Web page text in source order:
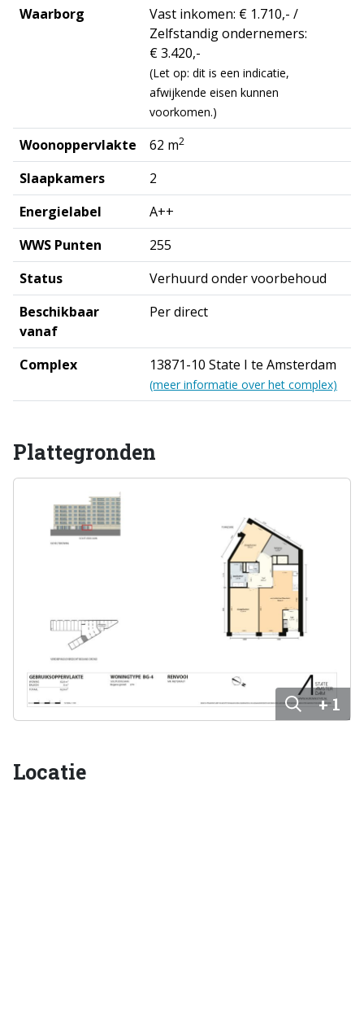
Waarborg
Vast inkomen: € 1.710,- /
Zelfstandig ondernemers:
€ 3.420,-
(Let op: dit is een indicatie,
afwijkende eisen kunnen
voorkomen.)
Woonoppervlakte 62 m2
Slaapkamers
2
Energielabel
A++
WWS Punten
255
Status
Verhuurd onder voorbehoud
Beschikbaar
vanaf
Per direct
Complex 13871-10 State I te Amsterdam
(meer informatie over het complex)
Plattegronden
+ 1
Locatie